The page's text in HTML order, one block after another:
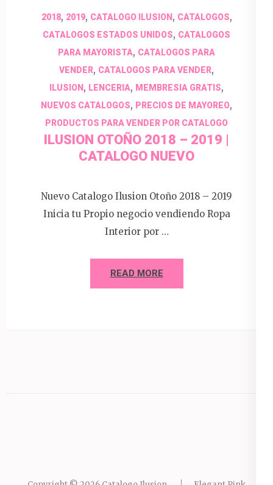
2018, 2019, CATALOGO ILUSION, CATALOGOS,
CATALOGOS ESTADOS UNIDOS, CATALOGOS
PARA MAYORISTA, CATALOGOS PARA
VENDER, CATALOGOS PARA VENDER,
ILUSION , LENCERIA, MEMBRESIA GRATIS,
NUEVOS CATALOGOS, PRECIOS DE MAYOREO,
PRODUCTOS PARA VENDER POR CATALOGO
ILUSION OTOÑO 2018 – 2019 |
CATALOGO NUEVO
Nuevo Catalogo Ilusion Otoño 2018 – 2019
Inicia tu Propio negocio vendiendo Ropa
Interior por …
READ MORE